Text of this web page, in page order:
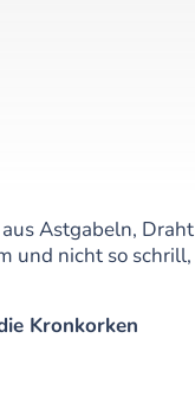
Astgabeln, Draht
und nicht so schrill,
Kronkorken